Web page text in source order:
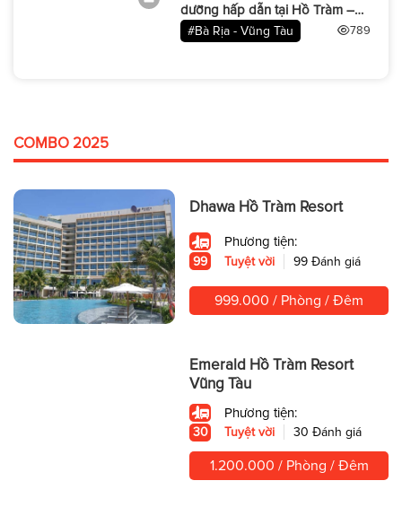
dưỡng hấp dẫn tại Hồ Tràm –
Bình Châu
#Bà Rịa - Vũng Tàu 789
COMBO 2025
Dhawa Hồ Tràm Resort
Phương tiện:
99 Tuyệt vời 99 Đánh giá
999.000 / Phòng / Đêm
Emerald Hồ Tràm Resort
Vũng Tàu
Phương tiện:
30 Tuyệt vời 30 Đánh giá
1.200.000 / Phòng / Đêm